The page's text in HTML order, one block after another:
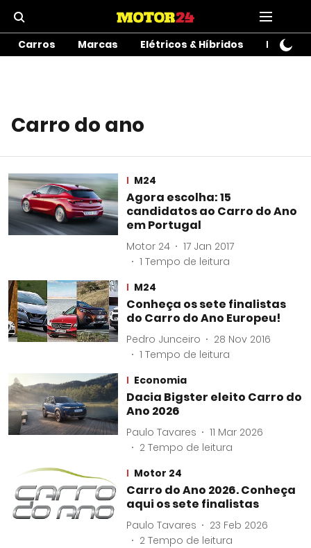
Carros Marcas Elétricos & Híbridos Motos
Carro do ano
M24
Agora escolha: 15
candidatos ao Carro do Ano
em Portugal
Motor 24
17 Jan 2017
1 Tempo de leitura
M24
Conheça os sete finalistas
do Carro do Ano Europeu!
Pedro Junceiro
28 Nov 2016
1 Tempo de leitura
Economia
Dacia Bigster eleito Carro do
Ano 2026
Paulo Tavares
11 Mar 2026
2 Tempo de leitura
Motor 24
Carro do Ano 2026. Conheça
aqui os sete finalistas
Paulo Tavares
23 Feb 2026
2 Tempo de leitura